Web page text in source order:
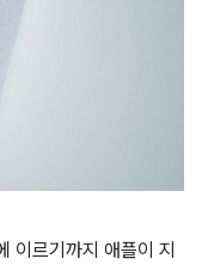
이르기까지 애플이 지